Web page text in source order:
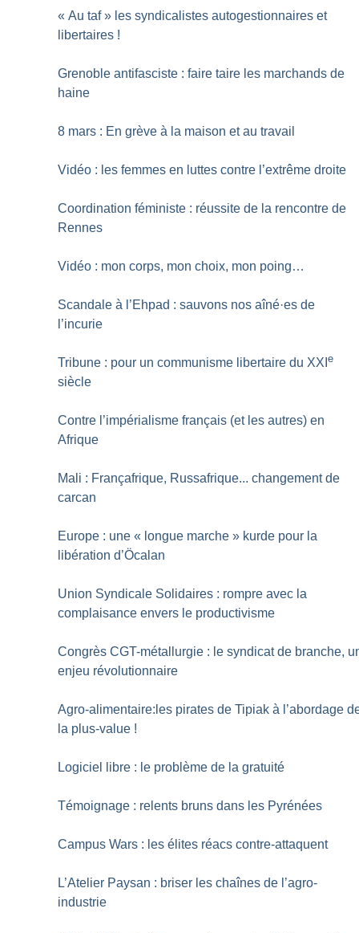
« Au taf » les syndicalistes autogestionnaires et
libertaires !
Grenoble antifasciste : faire taire les marchands de
haine
8 mars : En grève à la maison et au travail
Vidéo : les femmes en luttes contre l’extrême droite
Coordination féministe : réussite de la rencontre de
Rennes
Vidéo : mon corps, mon choix, mon poing…
Scandale à l’Ehpad : sauvons nos aîné·es de
l’incurie
Tribune : pour un communisme libertaire du XXIe
siècle
Contre l’impérialisme français (et les autres) en
Afrique
Mali : Françafrique, Russafrique... changement de
carcan
Europe : une « longue marche » kurde pour la
libération d’Öcalan
Union Syndicale Solidaires : rompre avec la
complaisance envers le productivisme
Congrès CGT-métallurgie : le syndicat de branche,
enjeu révolutionnaire
Agro-alimentaire:les pirates de Tipiak à l’abordage
la plus-value !
Logiciel libre : le problème de la gratuité
Témoignage : relents bruns dans les Pyrénées
Campus Wars : les élites réacs contre-attaquent
L’Atelier Paysan : briser les chaînes de l’agro-
industrie